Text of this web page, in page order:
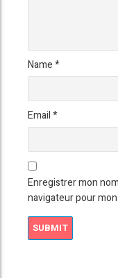
Name*
Email*
Enregistrer mon
navigateur pour